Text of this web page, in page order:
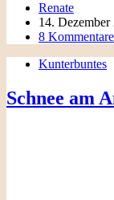
Renate
14. Dezember
8 Kommentare
Kunterbuntes
Schnee am